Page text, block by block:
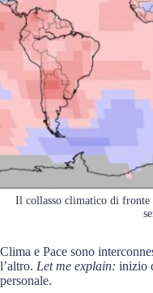
Il collasso climatico di
Clima e Pace sono
l’altro. Let me explain: inizio
personale.